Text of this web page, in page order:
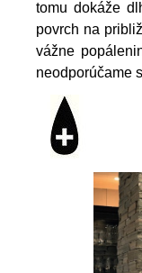
tomu dokáže
povrch na
vážne
neodporúčame